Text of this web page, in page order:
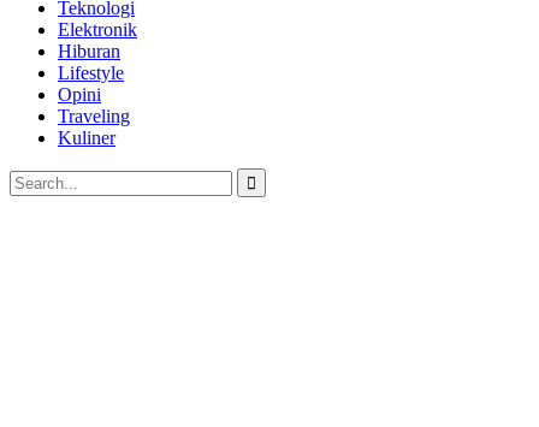
Teknologi
Elektronik
Hiburan
Lifestyle
Opini
Traveling
Kuliner